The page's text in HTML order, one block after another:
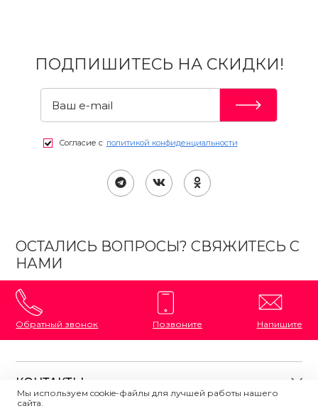
ПОДПИШИТЕСЬ НА СКИДКИ!
Согласие с политикой конфиденциальности
ОСТАЛИСЬ ВОПРОСЫ? СВЯЖИТЕСЬ С
НАМИ
Обратный звонок Позвоните Напишите
КОНТАКТЫ
Мы используем cookie-файлы для лучшей работы нашего
сайта.